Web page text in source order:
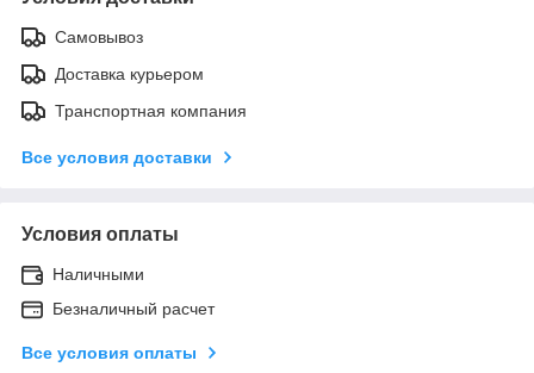
Самовывоз
Доставка курьером
Транспортная компания
Все условия доставки
Условия оплаты
Наличными
Безналичный расчет
Все условия оплаты